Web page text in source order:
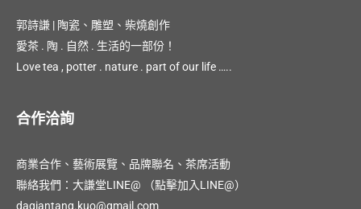
郭詩謙 | 陶瓷、雕塑、柴燒創作
愛茶 . 陶 . 自然 . 生活的一部份！
Love tea , potter . nature . part of our life …..
合作洽詢
商業合作、藝術展覽、品牌聯名、茶席活動
聯絡我們：大謙堂LINE@
（點擊加入LINE@）
daqiantang.kuo@gmail.com